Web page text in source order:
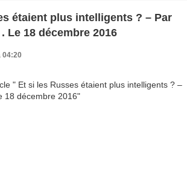
étaient plus intelligents ? – Par
Le 18 décembre 2016
04:20